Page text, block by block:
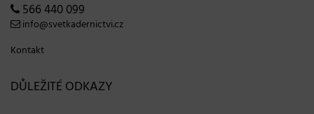
566 440 099
info@svetkadernictvi.cz
Kontakt
DŮLEŽITÉ ODKAZY